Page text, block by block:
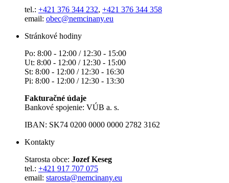
tel.: +421 376 344 232, +421 376 344 358
email: obec@nemcinany.eu
Stránkové hodiny
Po: 8:00 - 12:00 / 12:30 - 15:00
Ut: 8:00 - 12:00 / 12:30 - 15:00
St: 8:00 - 12:00 / 12:30 - 16:30
Pi: 8:00 - 12:00 / 12:30 - 13:30
Fakturačné údaje
Bankové spojenie: VÚB a. s.
IBAN: SK74 0200 0000 0000 2782 3162
Kontakty
Starosta obce: Jozef Keseg
tel.: +421 917 707 075
email: starosta@nemcinany.eu